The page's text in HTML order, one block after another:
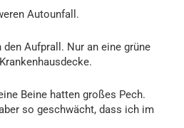
Autounfall.
Aufprall. Nur an eine grüne
Beine hatten großes Pech.
so geschwächt, dass ich im